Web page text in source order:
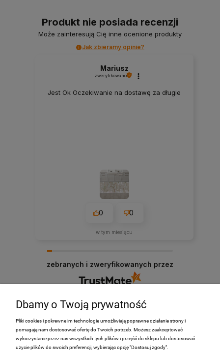
Produkt nie posiada recenzji
Może zainteresują Cię inne ocenione produkty
Jak zbieramy opinie?
Mariusz
zweryfikowano
Jest Ok Oczekiwanie na dostawę za długie
0 0
w tym miesiącu
zebranych i zweryfikowanych przez
PRODUKTY
Dbamy o Twoją prywatność
Pliki cookies i pokrewne im technologie umożliwiają poprawne działanie strony i
pomagają nam dostosować ofertę do Twoich potrzeb. Możesz zaakceptować
wykorzystanie przez nas wszystkich tych plików i przejść do sklepu lub dostosować
użycie plików do swoich preferencji, wybierając opcję "Dostosuj zgody".